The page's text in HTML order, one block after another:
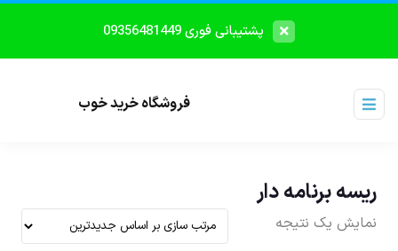
پشتیبانی فوری 09356481449
فروشگاه خرید خوب
ریسه برنامه دار
نمایش یک نتیجه